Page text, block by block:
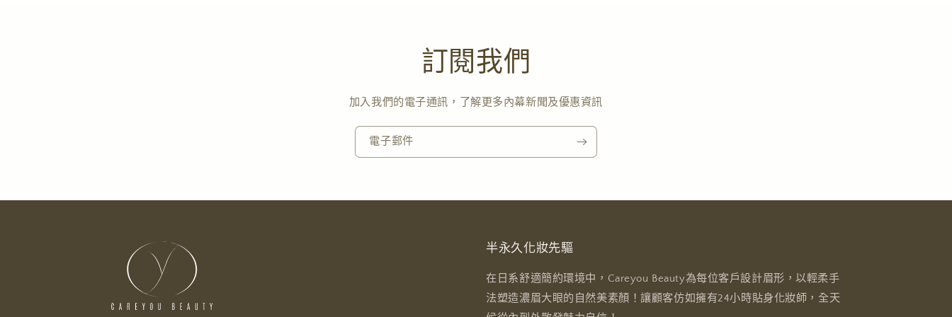
訂閱我們
加入我們的電子通訊，了解更多內幕新聞及優惠資訊
電子郵件
半永久化妝先驅
在日系舒適簡約環境中，Careyou Beauty為每位客戶設計眉形，以輕柔手
法塑造濃眉大眼的自然美素顏！讓顧客仿如擁有24小時貼身化妝師，全天